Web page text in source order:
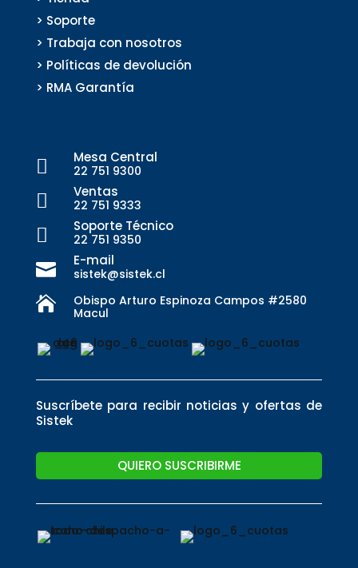
> Soporte
> Trabaja con nosotros
> Políticas de devolución
> RMA Garantía
 Mesa Central
22 751 9300
 Ventas
22 751 9333
 Soporte Técnico
22 751 9350
 E-mail
sistek@sistek.cl

Obispo Arturo Espinoza Campos #2580
Macul
Suscríbete para recibir noticias y ofertas de
Sistek
QUIERO SUSCRIBIRME